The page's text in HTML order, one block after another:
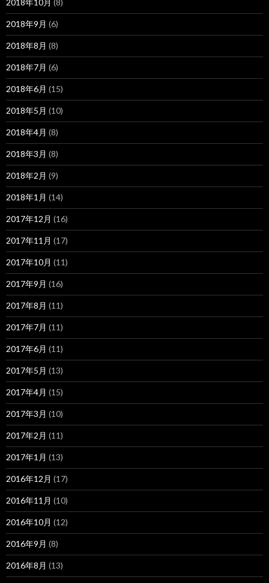
2018年9月 (6)
2018年8月 (8)
2018年7月 (6)
2018年6月 (15)
2018年5月 (10)
2018年4月 (8)
2018年3月 (8)
2018年2月 (9)
2018年1月 (14)
2017年12月 (16)
2017年11月 (17)
2017年10月 (11)
2017年9月 (16)
2017年8月 (11)
2017年7月 (11)
2017年6月 (11)
2017年5月 (13)
2017年4月 (15)
2017年3月 (10)
2017年2月 (11)
2017年1月 (13)
2016年12月 (17)
2016年11月 (10)
2016年10月 (12)
2016年9月 (8)
2016年8月 (13)